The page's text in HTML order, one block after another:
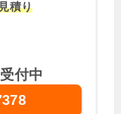
積り
付中